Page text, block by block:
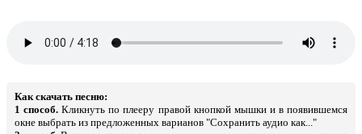
Как скачать песню:
1 способ. Кликнуть по плееру правой кнопкой мышки и в появившемся
окне выбрать из предложенных варианов "Сохранить аудио как..."